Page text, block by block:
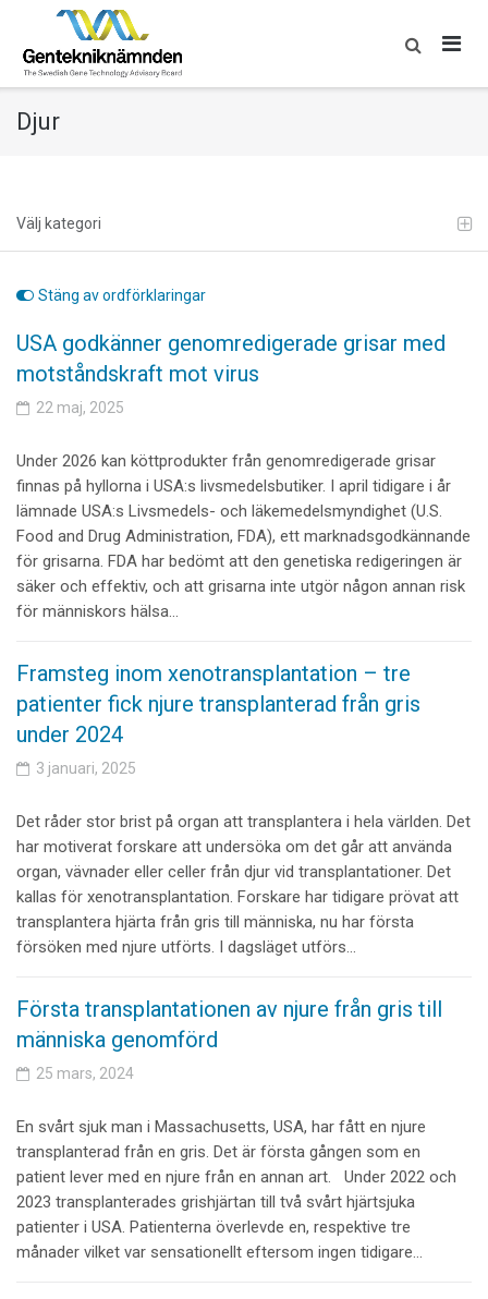
content
Djur
Välj kategori
Stäng av ordförklaringar
USA godkänner genomredigerade grisar med
motståndskraft mot virus
22 maj, 2025
Under 2026 kan köttprodukter från genomredigerade grisar
finnas på hyllorna i USA:s livsmedelsbutiker. I april tidigare i år
lämnade USA:s Livsmedels- och läkemedelsmyndighet (U.S.
Food and Drug Administration, FDA), ett marknadsgodkännande
för grisarna. FDA har bedömt att den genetiska redigeringen är
säker och effektiv, och att grisarna inte utgör någon annan risk
för människors hälsa…
Framsteg inom xenotransplantation – tre
patienter fick njure transplanterad från gris
under 2024
3 januari, 2025
Det råder stor brist på organ att transplantera i hela världen. Det
har motiverat forskare att undersöka om det går att använda
organ, vävnader eller celler från djur vid transplantationer. Det
kallas för xenotransplantation. Forskare har tidigare prövat att
transplantera hjärta från gris till människa, nu har första
försöken med njure utförts. I dagsläget utförs…
Första transplantationen av njure från gris till
människa genomförd
25 mars, 2024
En svårt sjuk man i Massachusetts, USA, har fått en njure
transplanterad från en gris. Det är första gången som en
patient lever med en njure från en annan art. Under 2022 och
2023 transplanterades grishjärtan till två svårt hjärtsjuka
patienter i USA. Patienterna överlevde en, respektive tre
månader vilket var sensationellt eftersom ingen tidigare…